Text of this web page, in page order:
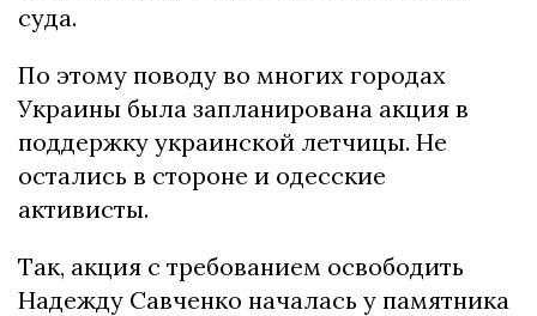
суда.
По этому поводу во многих городах
Украины была запланирована акция в
поддержку украинской летчицы. Не
остались в стороне и одесские
активисты.
Так, акция с требованием освободить
Надежду Савченко началась у памятника